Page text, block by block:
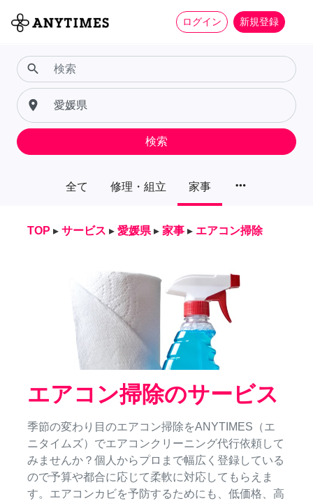
ログイン 新規登録
全て 修理・組立 家事 more_horiz
search
place
検索
TOP ▸ サービス ▸ 愛媛県 ▸ 家事 ▸ エアコン掃除
エアコン掃除のサービス
季節の変わり目のエアコン掃除をANYTIMES（エ
ニタイムズ）でエアコンクリーニング代行依頼して
みませんか？個人からプロまで幅広く登録している
ので予算や都合に応じて柔軟に対応してもらえま
す。エアコンカビを予防するためにも、低価格、高